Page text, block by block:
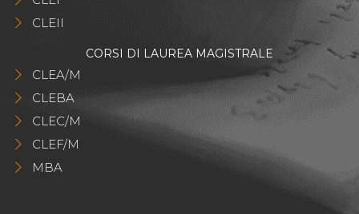
CLEII
CORSI DI LAUREA MAGISTRALE
CLEA/M
CLEBA
CLEC/M
CLEF/M
MBA